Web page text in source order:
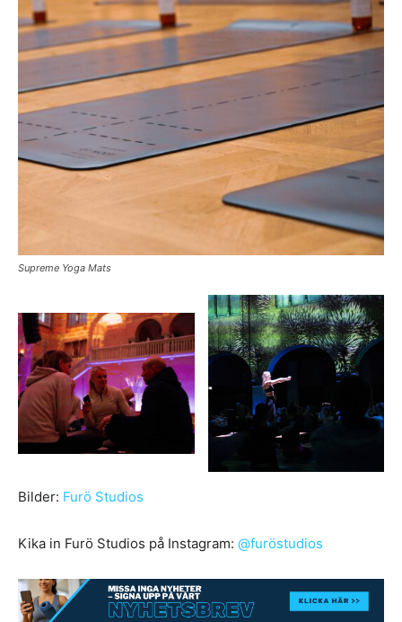
Supreme Yoga Mats
Bilder: Furö Studios
Kika in Furö Studios på Instagram: @furöstudios